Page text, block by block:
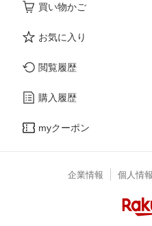
買い物かご
お気に入り
閲覧履歴
購入履歴
myクーポン
企業情報 個人情